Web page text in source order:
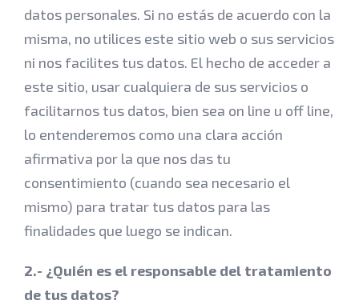
datos personales. Si no estás de acuerdo con la
misma, no utilices este sitio web o sus servicios
ni nos facilites tus datos. El hecho de acceder a
este sitio, usar cualquiera de sus servicios o
facilitarnos tus datos, bien sea on line u off line,
lo entenderemos como una clara acción
afirmativa por la que nos das tu
consentimiento (cuando sea necesario el
mismo) para tratar tus datos para las
finalidades que luego se indican.
2.- ¿Quién es el responsable del tratamiento
de tus datos?